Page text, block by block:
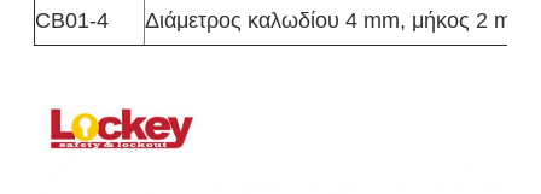
CB01-4
Διάμετρος καλωδίου 4 mm, μήκος 2 m